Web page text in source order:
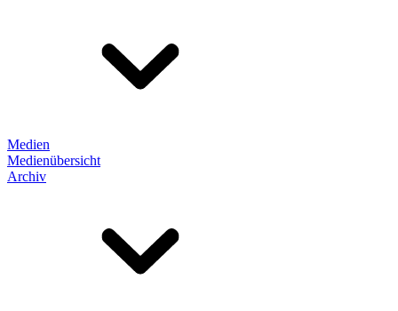
Medien
Medienübersicht
Archiv